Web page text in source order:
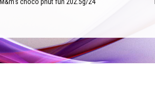
M&m's choco pnut fun 202.5g/24